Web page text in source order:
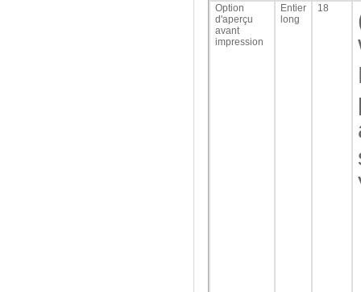
Option
d'aperçu
avant
impression
Entier
long
18